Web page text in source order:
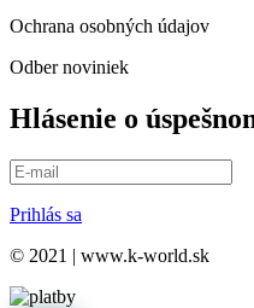
Ochrana osobných údajov
Odber noviniek
Hlásenie o
Prihlás sa
© 2021 | www.k-world.sk